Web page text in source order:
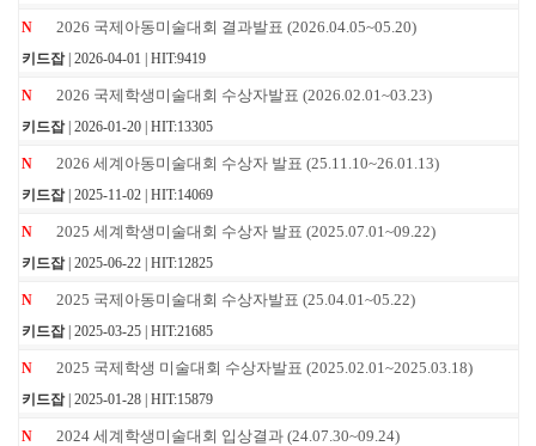
N 2026 국제아동미술대회 결과발표 (2026.04.05~05.20)
키드잡| 2026-04-01 | HIT:9419
N 2026 국제학생미술대회 수상자발표 (2026.02.01~03.23)
키드잡| 2026-01-20 | HIT:13305
N 2026 세계아동미술대회 수상자 발표 (25.11.10~26.01.13)
키드잡| 2025-11-02 | HIT:14069
N 2025 세계학생미술대회 수상자 발표 (2025.07.01~09.22)
키드잡| 2025-06-22 | HIT:12825
N 2025 국제아동미술대회 수상자발표 (25.04.01~05.22)
키드잡| 2025-03-25 | HIT:21685
N 2025 국제학생 미술대회 수상자발표 (2025.02.01~2025.03.18)
키드잡| 2025-01-28 | HIT:15879
N 2024 세계학생미술대회 입상결과 (24.07.30~09.24)